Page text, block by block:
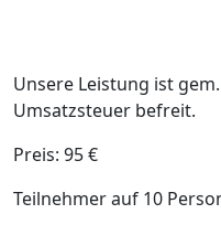
Unsere Leistung ist
Umsatzsteuer befreit.
Preis: 95 €
Teilnehmer auf 10